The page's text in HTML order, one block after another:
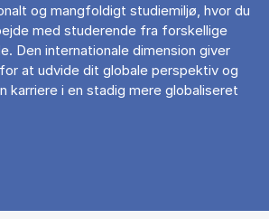
og mangfoldigt studiemiljø, hvor du
med studerende fra forskellige
Den internationale dimension giver
at udvide dit globale perspektiv og
karriere i en stadig mere globaliseret